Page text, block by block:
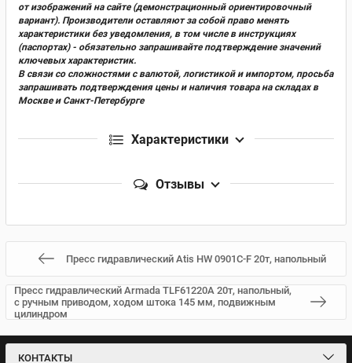
от изображений на сайте (демонстрационный ориентировочный
вариант). Производители оставляют за собой право менять
характеристики без уведомления, в том числе в инструкциях
(паспортах) - обязательно запрашивайте подтверждение значений
ключевых характеристик.
В связи со сложностями с валютой, логистикой и импортом, просьба
запрашивать подтверждения цены и наличия товара на складах в
Москве и Санкт-Петербурге
Характеристики
Отзывы
Пресс гидравлический Atis HW 0901C-F 20т, напольный
Пресс гидравлический Armada TLF61220A 20т, напольный,
с ручным приводом, ходом штока 145 мм, подвижным
цилиндром
КОНТАКТЫ